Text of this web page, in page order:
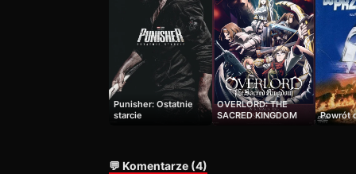
Punisher: Ostatnie
starcie
OVERLORD: THE
SACRED KINGDOM
Powrót
💬 Komentarze (4)